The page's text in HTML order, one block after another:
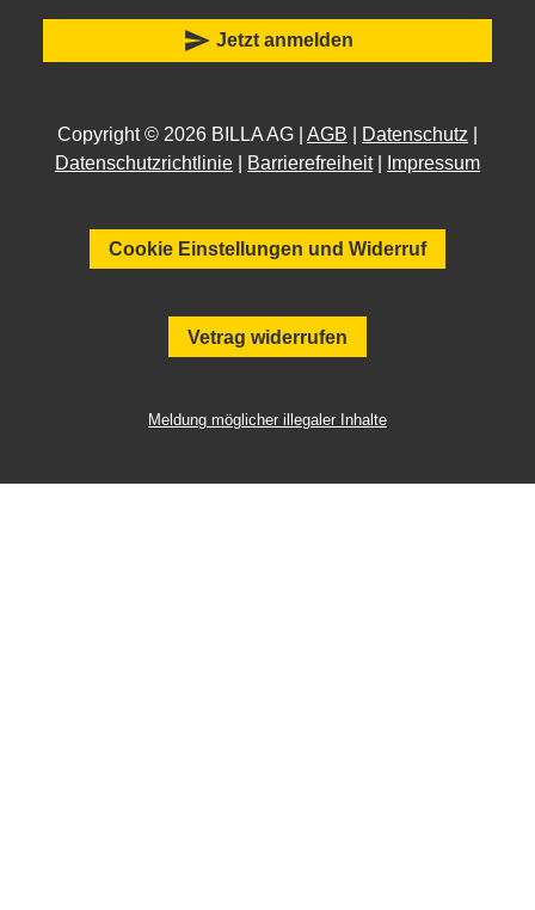
send Jetzt anmelden
Copyright © 2026 BILLA AG | AGB Datenschutz
Datenschutzrichtlinie
Barrierefreiheit| Impressum
Cookie Einstellungen und Widerruf
Vetrag widerrufen
Meldung möglicher illegaler Inhalte